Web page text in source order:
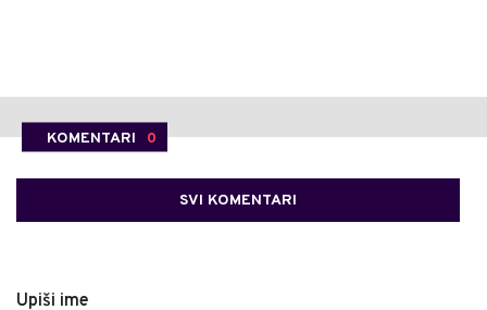
KOMENTARI 0
SVI KOMENTARI
Upiši ime